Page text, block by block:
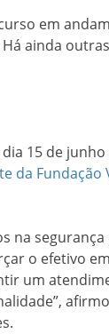
em
ainda
15 de junho
da Fundação
na segurança
o efetivo
um